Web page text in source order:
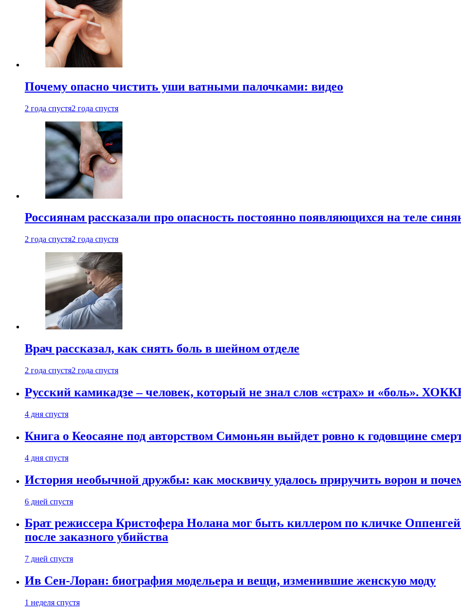
Почему опасно чистить уши ватными палочками: видео
2 года спустя2 года спустя
Россиянам рассказали про опасность постоянно появляющихся на теле
2 года спустя2 года спустя
Врач рассказал, как снять боль в шейном отделе
2 года спустя2 года спустя
Русский камикадзе – человек, который не знал слов «страх» и «боль».
4 дня спустя
Книга о Кеосаяне под авторством Симоньян выйдет ровно к годовщине
4 дня спустя
История необычной дружбы: как москвичу удалось приручить ворон и
6 дней спустя
Брат режиссера Кристофера Нолана мог быть киллером по кличке
после заказного убийства
7 дней спустя
Ив Сен-Лоран: биография модельера и вещи, изменившие женскую моду
1 неделя спустя